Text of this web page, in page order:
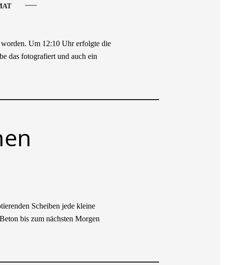
Um 12:10 Uhr erfolgte die
das fotografiert und auch ein
Scheiben jede kleine
bis zum nächsten Morgen